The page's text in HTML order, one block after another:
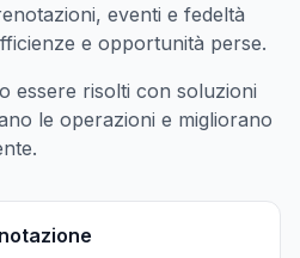
eventi e fedeltà
e opportunità perse.
essere risolti con soluzioni
le operazioni e migliorano